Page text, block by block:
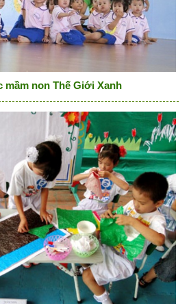
mầm non Thế Giới Xanh